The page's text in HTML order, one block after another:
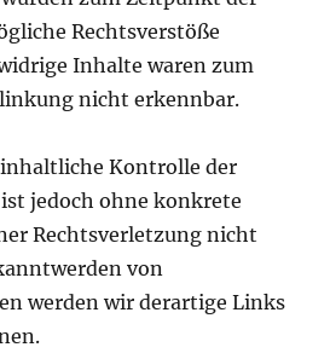
Rechtsverstöße
Inhalte waren zum
nicht erkennbar.
Kontrolle der
jedoch ohne konkrete
Rechtsverletzung nicht
von
werden wir derartige Links